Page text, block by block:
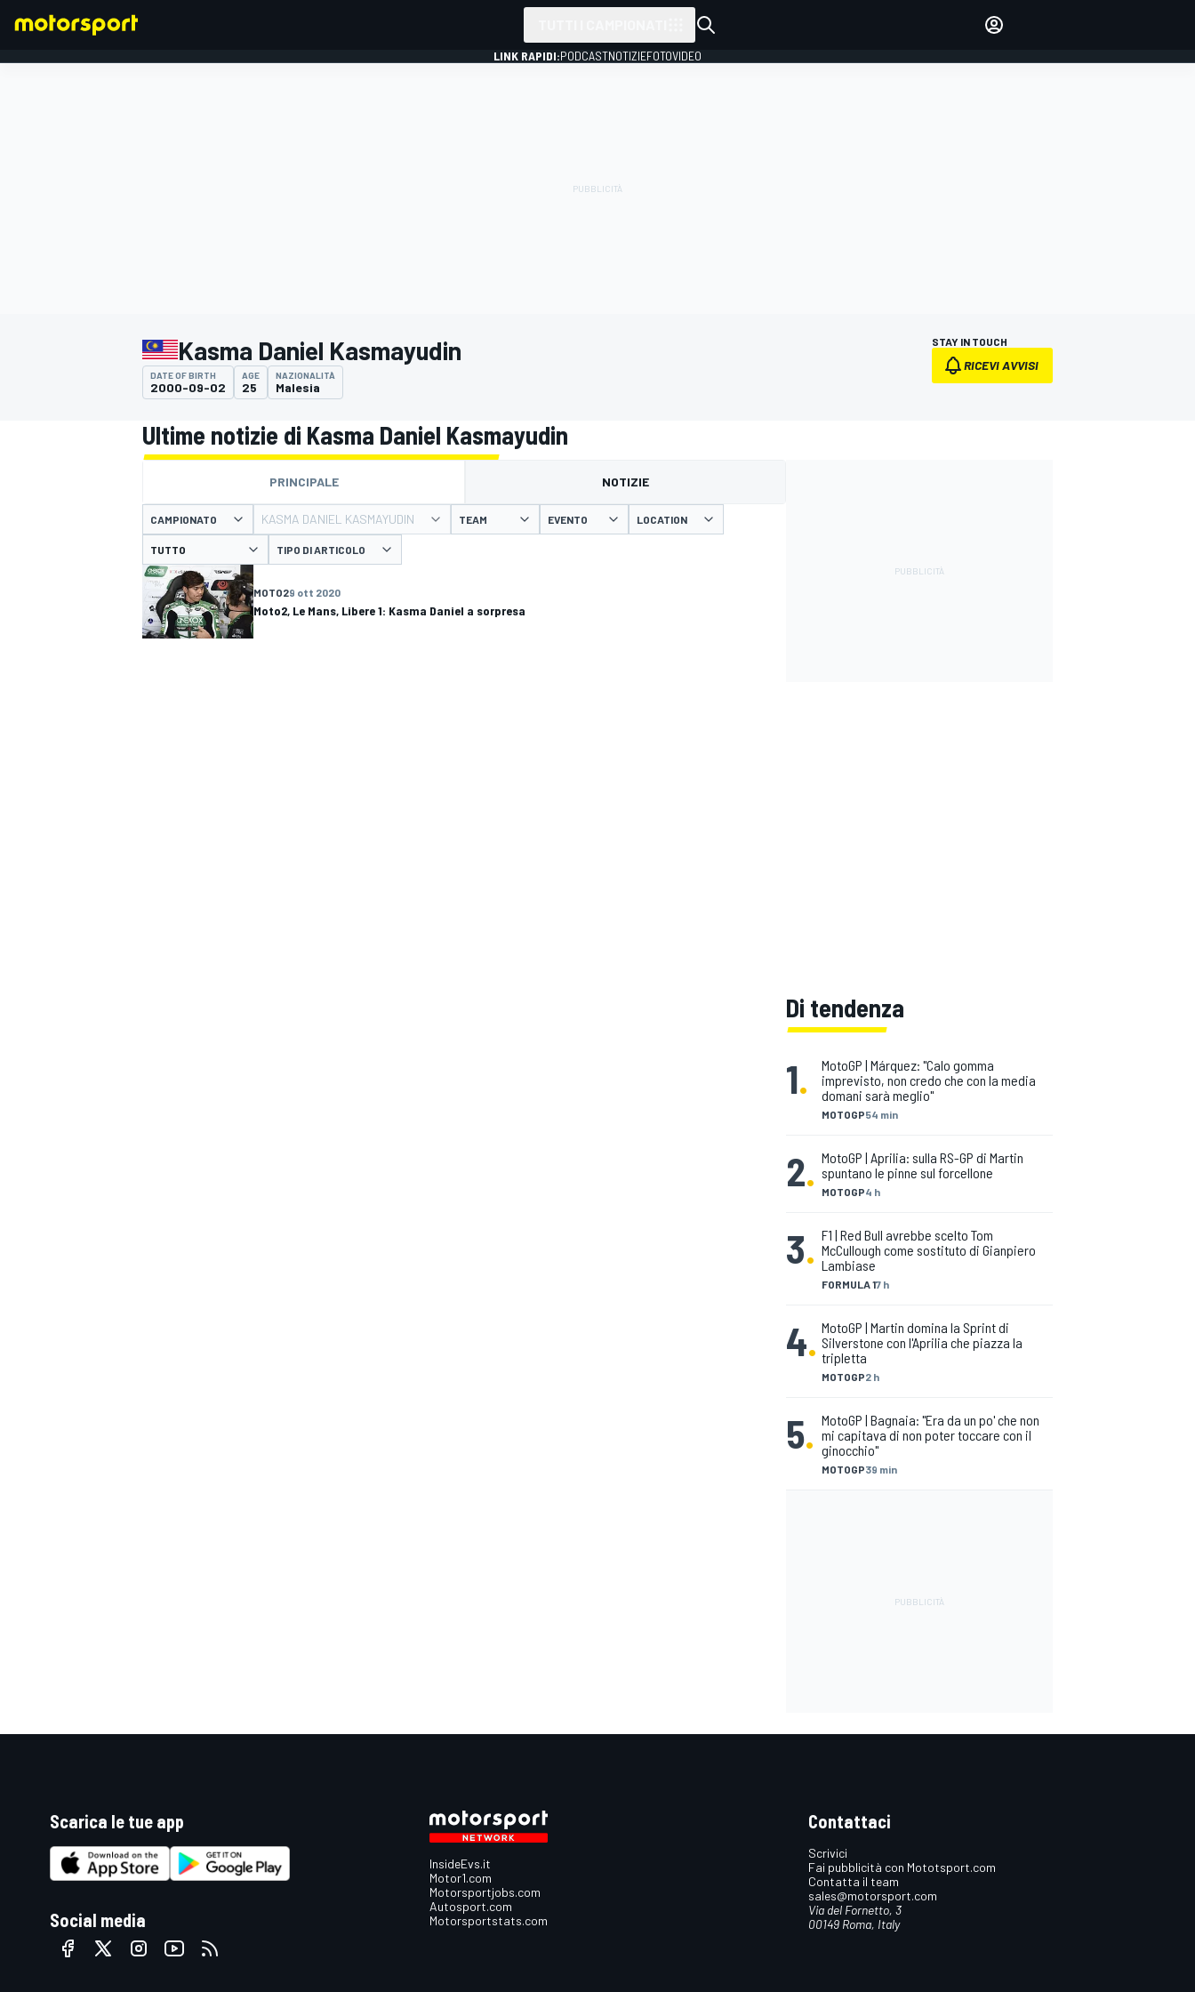
WRC
ENDURANCE/GT
ACCEDI
LINK RAPIDI:PODCASTNOTIZIEFOTOVIDEO
Kasma Daniel Kasmayudin
DATE OF BIRTH
2000-09-02
AGE
25
NAZIONALITÀ
Malesia
STAY IN TOUCH
RICEVI AVVISI
Ultime notizie di Kasma Daniel Kasmayudin
PRINCIPALE NOTIZIE
CAMPIONATO KASMA DANIEL KASMAYUDIN TEAM EVENTO LOCATION
TIPO DI ARTICOLO
MOTO29 ott 2020
Moto2, Le Mans, Libere 1: Kasma Daniel a sorpresa
Di tendenza
1.
MOTOGP54 min
MotoGP | Márquez: "Calo gomma
imprevisto, non credo che con la media
domani sarà meglio"
2. MOTOGP4 h
MotoGP | Aprilia: sulla RS-GP di Martin
spuntano le pinne sul forcellone
3.
FORMULA 17 h
F1 | Red Bull avrebbe scelto Tom
McCullough come sostituto di Gianpiero
Lambiase
4.
MOTOGP2 h
MotoGP | Martin domina la Sprint di
Silverstone con l'Aprilia che piazza la
tripletta
5.
MOTOGP39 min
MotoGP | Bagnaia: "Era da un po' che non
mi capitava di non poter toccare con il
ginocchio"
Scarica le tue app
Social media
InsideEvs.it
Motor1.com
Motorsportjobs.com
Autosport.com
Motorsportstats.com
Contattaci
Scrivici
Fai pubblicità con Mototsport.com
Contatta il team
sales@motorsport.com
Via del Fornetto, 3
00149 Roma, Italy